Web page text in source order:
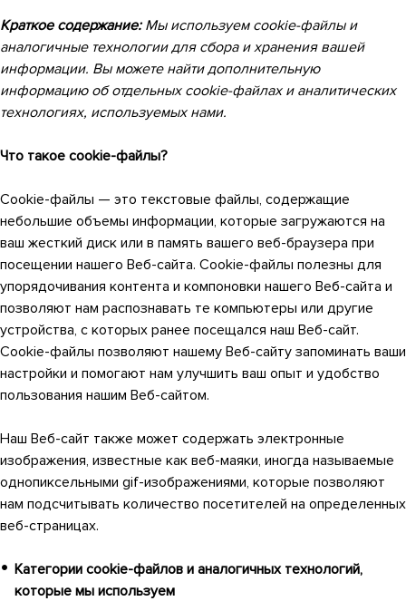
Краткое содержание:Мы используем cookie-файлы и
аналогичные технологии для сбора и хранения вашей
информации. Вы можете найти дополнительную
информацию об отдельных cookie-файлах и аналитических
технологиях, используемых нами.
Что такое cookie-файлы?
Cookie-файлы — это текстовые файлы, содержащие
небольшие объемы информации, которые загружаются на
ваш жесткий диск или в память вашего веб-браузера при
посещении нашего Веб-сайта. Cookie-файлы полезны для
упорядочивания контента и компоновки нашего Веб-сайта и
позволяют нам распознавать те компьютеры или другие
устройства, с которых ранее посещался наш Веб-сайт.
Cookie-файлы позволяют нашему Веб-сайту запоминать ваши
настройки и помогают нам улучшить ваш опыт и удобство
пользования нашим Веб-сайтом.
Наш Веб-сайт также может содержать электронные
изображения, известные как веб-маяки, иногда называемые
однопиксельными gif-изображениями, которые позволяют
нам подсчитывать количество посетителей на определенных
веб-страницах.
Категории cookie-файлов и аналогичных технологий,
которые мы используем